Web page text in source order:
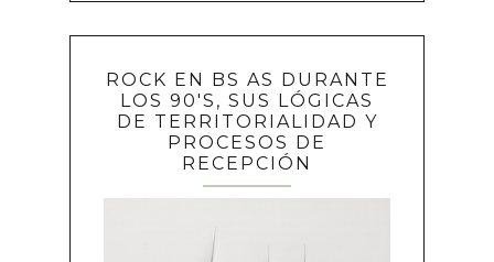
ROCK EN BS AS DURANTE
LOS 90'S, SUS LÓGICAS
DE TERRITORIALIDAD Y
PROCESOS DE
RECEPCIÓN